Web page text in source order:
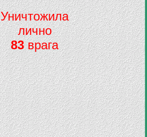
Уничтожила
лично
83врага